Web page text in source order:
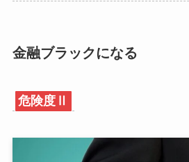
金融ブラックになる
危険度Ⅱ